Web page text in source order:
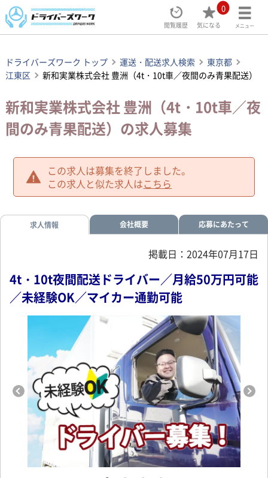
閲覧履歴
0
気になる メニュー
ドライバーズワーク トップ 運送・配送求人検索
東京都
江東区
新和実業株式会社 豊洲（4t・10t車／夜間のみ青果配送）
新和実業株式会社 豊洲（4t・10t車／夜
間のみ青果配送）の求人募集
この求人は募集を終了しました。
この求人と似た求人はこちら
求人情報 会社概要 応募にあたって
掲載日：2024年07月17日
4t・10t夜間配送ドライバー／月給50万円可能
／未経験OK／マイカー通勤可能